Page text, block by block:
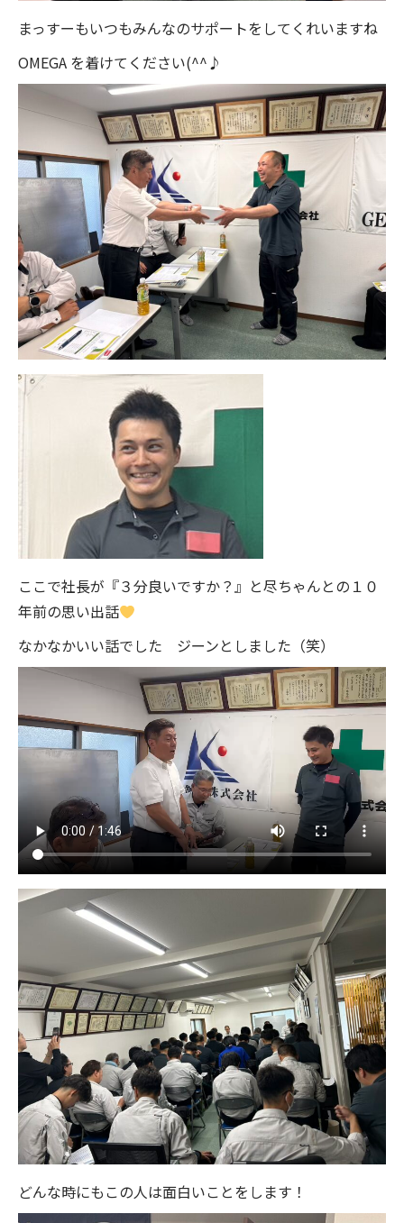
まっすーもいつもみんなのサポートをしてくれいますね
OMEGA を着けてください(^^♪
ここで社長が『３分良いですか？』と尽ちゃんとの１０
年前の思い出話
なかなかいい話でした ジーンとしました（笑）
どんな時にもこの人は面白いことをします！